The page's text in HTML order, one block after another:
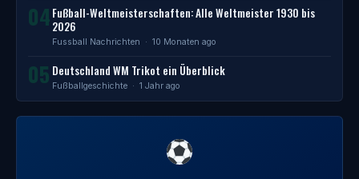
04 Fußball-Weltmeisterschaften: Alle Weltmeister 1930 bis
2026
Fussball Nachrichten · 10 Monaten ago
05 Deutschland WM Trikot ein Überblick
Fußballgeschichte · 1 Jahr ago